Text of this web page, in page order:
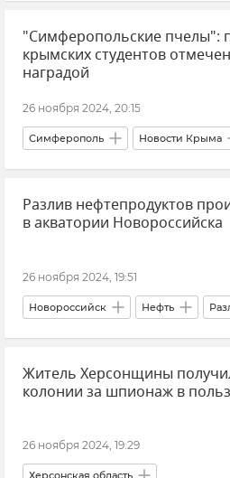
Крым Госзакупки
Новости
"Симферопольские пчелы":
крымских студентов отмечен
наградой
26 ноября 2024, 20:15
Симферополь Новости Крыма
Новости Санкт-Петербург
Крым Студенты Россия
Разлив нефтепродуктов
в акватории Новороссийска
26 ноября 2024, 19:51
Новороссийск Нефть
Морспасслужба Новости
Происшествия
Житель Херсонщины
колонии за шпионаж в
26 ноября 2024, 19:29
Херсонская область